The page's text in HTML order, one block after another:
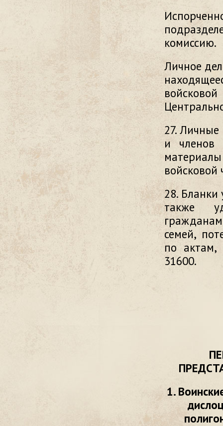
комиссию.
Личное
27.
и членов
войсковой
28. Бланки
также
семей,
по актам,
31600.
1.